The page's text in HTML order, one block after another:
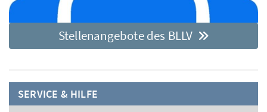
Stellenangebote des BLLV
SERVICE & HILFE